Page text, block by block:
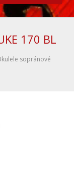
170 BL
sopránové